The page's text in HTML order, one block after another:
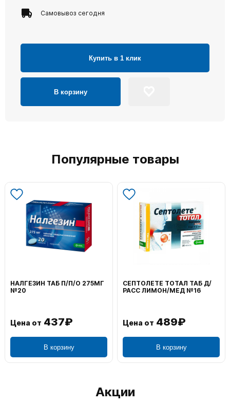
Самовывоз сегодня
Купить в 1 клик
В корзину
Популярные товары
НАЛГЕЗИН ТАБ П/П/О 275МГ
№20
Цена от 437₽
В корзину
СЕПТОЛЕТЕ ТОТАЛ ТАБ Д/
РАСС ЛИМОН/МЕД №16
Цена от 489₽
В корзину
Акции